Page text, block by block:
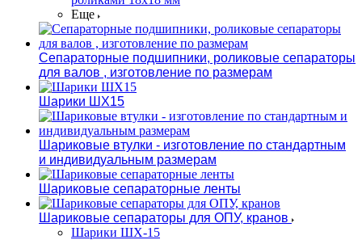
Еще
Сепараторные подшипники, роликовые сепараторы
для валов , изготовление по размерам
Шарики ШХ15
Шариковые втулки - изготовление по стандартным
и индивидуальным размерам
Шариковые сепараторные ленты
Шариковые сепараторы для ОПУ, кранов
Шарики ШХ-15